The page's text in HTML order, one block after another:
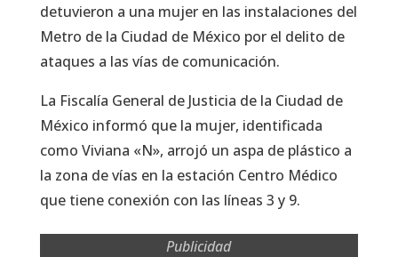
detuvieron a una mujer en las instalaciones del
Metro de la Ciudad de México por el delito de
ataques a las vías de comunicación.
La Fiscalía General de Justicia de la Ciudad de
México informó que la mujer, identificada
como Viviana «N», arrojó un aspa de plástico a
la zona de vías en la estación Centro Médico
que tiene conexión con las líneas 3 y 9.
Publicidad